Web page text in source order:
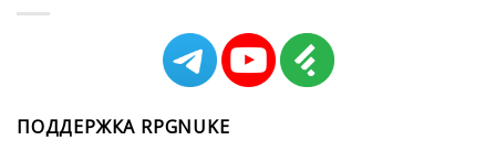
ПОДДЕРЖКА RPGNUKE